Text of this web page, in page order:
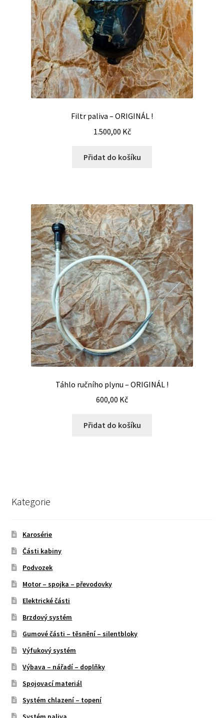
Filtr paliva – ORIGINÁL !
1.500,00 Kč
Přidat do košíku
Táhlo ručního plynu – ORIGINÁL !
600,00 Kč
Přidat do košíku
Kategorie
Karosérie
Části kabiny
Podvozek
Motor – spojka – převodovky
Elektrické části
Brzdový systém
Gumové části – těsnění – silentbloky
Výfukový systém
Výbava – nářadí – doplňky
Spojovací materiál
Systém chlazení – topení